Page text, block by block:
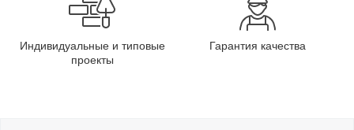
Индивидуальные и типовые
проекты
Гарантия качества